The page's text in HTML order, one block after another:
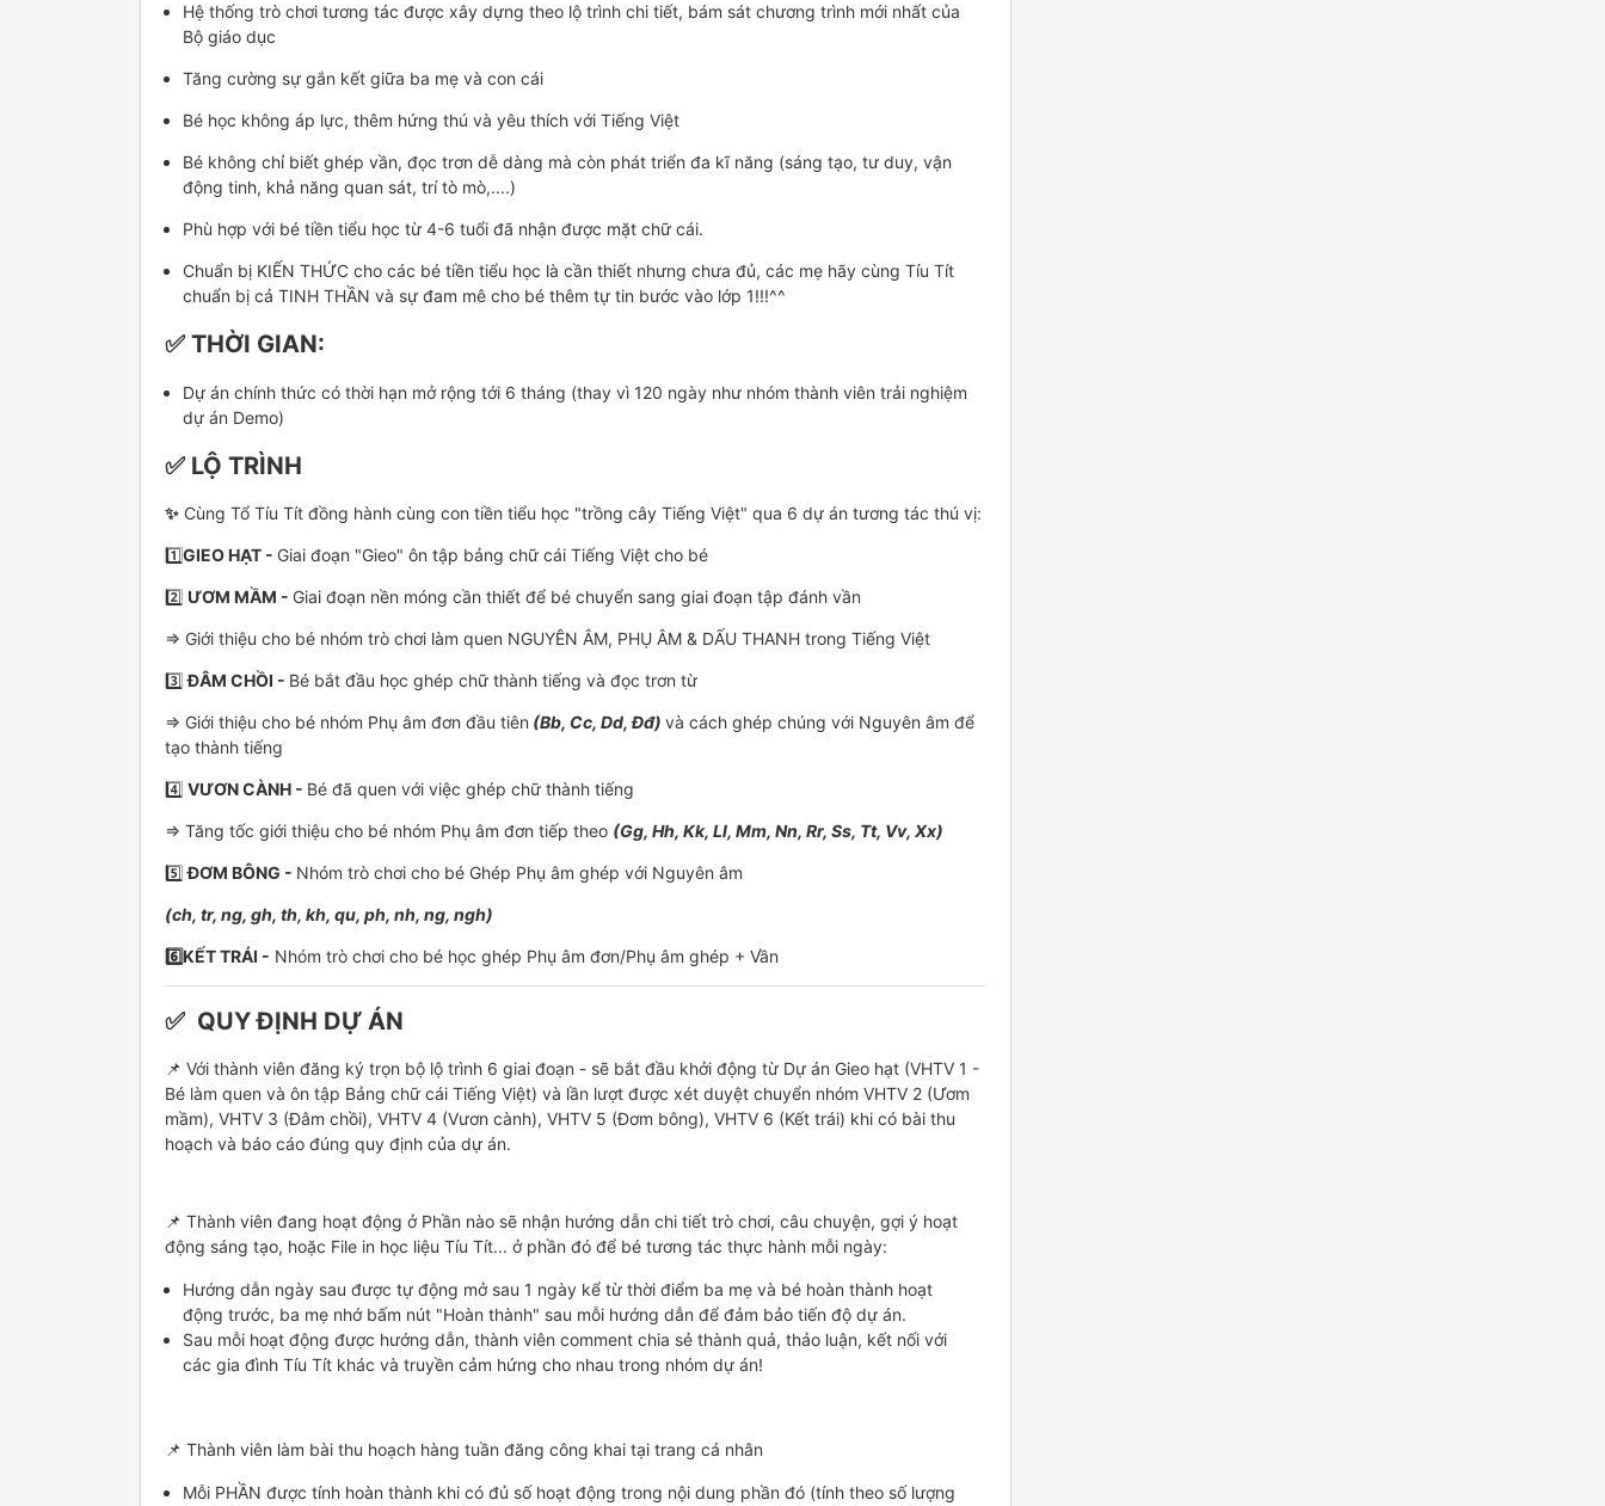
Hệ thống trò chơi tương tác được xây dựng theo lộ trình chi tiết, bám sát chương trình mới nhất của
Bộ giáo dục
Tăng cường sự gắn kết giữa ba mẹ và con cái
Bé học không áp lực, thêm hứng thú và yêu thích với Tiếng Việt
Bé không chỉ biết ghép vần, đọc trơn dễ dàng mà còn phát triển đa kĩ năng (sáng tạo, tư duy, vận
động tinh, khả năng quan sát, trí tò mò,....)
Phù hợp với bé tiền tiểu học từ 4-6 tuổi đã nhận được mặt chữ cái.
Chuẩn bị KIẾN THỨC cho các bé tiền tiểu học là cần thiết nhưng chưa đủ, các mẹ hãy cùng Tíu Tít
chuẩn bị cả TINH THẦN và sự đam mê cho bé thêm tự tin bước vào lớp 1!!!^^
✅ THỜI GIAN:
Dự án chính thức có thời hạn mở rộng tới 6 tháng (thay vì 120 ngày như nhóm thành viên trải nghiệm
dự án Demo)
✅ LỘ TRÌNH
✨ Cùng Tổ Tíu Tít đồng hành cùng con tiền tiểu học "trồng cây Tiếng Việt" qua 6 dự án tương tác thú vị:
1️⃣GIEO HẠT - Giai đoạn "Gieo" ôn tập bảng chữ cái Tiếng Việt cho bé
2️⃣ ƯƠM MẦM - Giai đoạn nền móng cần thiết để bé chuyển sang giai đoạn tập đánh vần
=> Giới thiệu cho bé nhóm trò chơi làm quen NGUYÊN ÂM, PHỤ ÂM & DẤU THANH trong Tiếng Việt
3️⃣ĐÂM CHỒI - Bé bắt đầu học ghép chữ thành tiếng và đọc trơn từ
=> Giới thiệu cho bé nhóm Phụ âm đơn đầu tiên (Bb, Cc, Dd, Đđ) và cách ghép chúng với Nguyên âm để
tạo thành tiếng
4️⃣ VƯƠN CÀNH - Bé đã quen với việc ghép chữ thành tiếng
=> Tăng tốc giới thiệu cho bé nhóm Phụ âm đơn tiếp theo (Gg, Hh, Kk, Ll, Mm, Nn, Rr, Ss, Tt, Vv, Xx)
5️⃣ĐƠM BÔNG - Nhóm trò chơi cho bé Ghép Phụ âm ghép với Nguyên âm
(ch, tr, ng, gh, th, kh, qu, ph, nh, ng, ngh)
6️⃣KẾT TRÁI - Nhóm trò chơi cho bé học ghép Phụ âm đơn/Phụ âm ghép + Vần
✅ QUY ĐỊNH DỰ ÁN
📌 Với thành viên đăng ký trọn bộ lộ trình 6 giai đoạn - sẽ bắt đầu khởi động từ Dự án Gieo hạt (VHTV 1 -
Bé làm quen và ôn tập Bảng chữ cái Tiếng Việt) và lần lượt được xét duyệt chuyển nhóm VHTV 2 (Ươm
mầm), VHTV 3 (Đâm chồi), VHTV 4 (Vươn cành), VHTV 5 (Đơm bông), VHTV 6 (Kết trái) khi có bài thu
hoạch và báo cáo đúng quy định của dự án.
📌 Thành viên đang hoạt động ở Phần nào sẽ nhận hướng dẫn chi tiết trò chơi, câu chuyện, gợi ý hoạt
động sáng tạo, hoặc File in học liệu Tíu Tít... ở phần đó để bé tương tác thực hành mỗi ngày:
Hướng dẫn ngày sau được tự động mở sau 1 ngày kể từ thời điểm ba mẹ và bé hoàn thành hoạt
động trước, ba mẹ nhớ bấm nút "Hoàn thành" sau mỗi hướng dẫn để đảm bảo tiến độ dự án.
Sau mỗi hoạt động được hướng dẫn, thành viên comment chia sẻ thành quả, thảo luận, kết nối với
các gia đình Tíu Tít khác và truyền cảm hứng cho nhau trong nhóm dự án!
📌 Thành viên làm bài thu hoạch hàng tuần đăng công khai tại trang cá nhân
Mỗi PHẦN được tính hoàn thành khi có đủ số hoạt động trong nội dung phần đó (tính theo số lượng